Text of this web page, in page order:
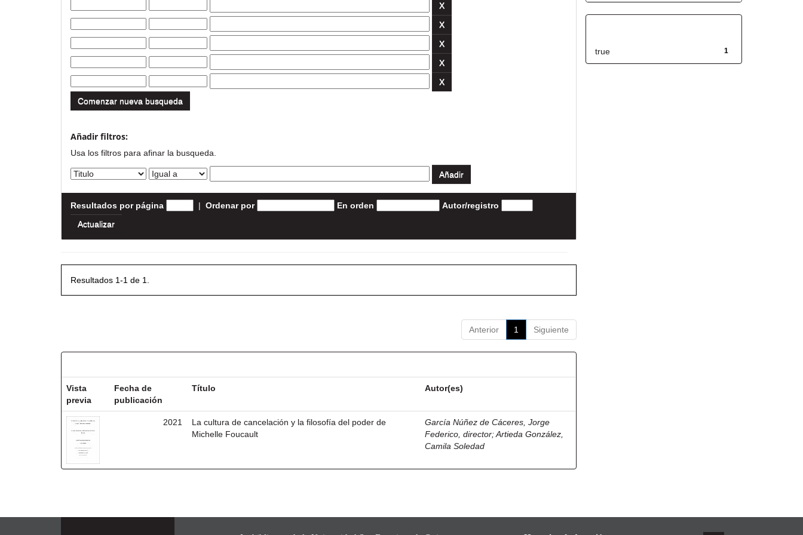
Comenzar nueva busqueda
Añadir filtros:
Usa los filtros para afinar la busqueda.
Resultados por página | Ordenar por En orden Autor/registro
Resultados 1-1 de 1.
Anterior 1 Siguiente
Vista
previa
Fecha de
publicación
Título Autor(es)
2021
La cultura de cancelación y la filosofía del poder de
Michelle Foucault
García Núñez de Cáceres, Jorge
Federico, director;Artieda González,
Camila Soledad
1
true